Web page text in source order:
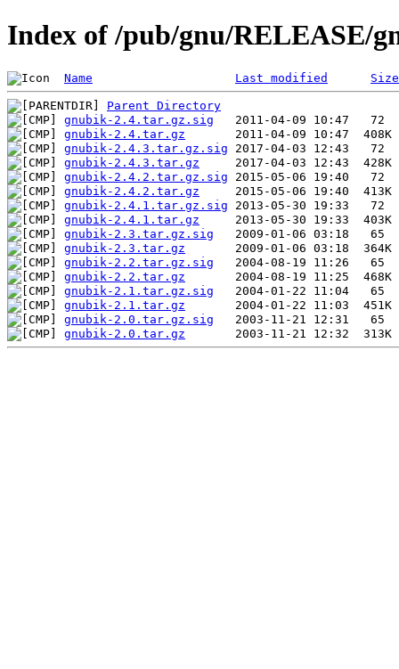
Index of /pub/gnu/RELEASE/
Name Last modified Size
Parent Directory
gnubik-2.4.tar.gz.sig
gnubik-2.4.tar.gz
gnubik-2.4.3.tar.gz.sig
gnubik-2.4.3.tar.gz
gnubik-2.4.2.tar.gz.sig
gnubik-2.4.2.tar.gz
gnubik-2.4.1.tar.gz.sig
gnubik-2.4.1.tar.gz
gnubik-2.3.tar.gz.sig
gnubik-2.3.tar.gz
gnubik-2.2.tar.gz.sig
gnubik-2.2.tar.gz
gnubik-2.1.tar.gz.sig
gnubik-2.1.tar.gz
gnubik-2.0.tar.gz.sig
gnubik-2.0.tar.gz